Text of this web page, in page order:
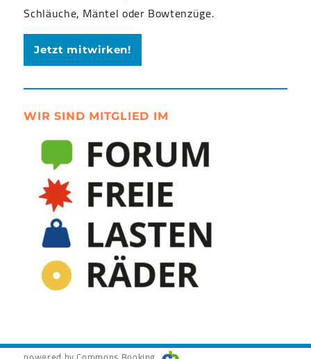
Schläuche, Mäntel oder Bowtenzüge.
Jetzt mitwirken!
WIR SIND MITGLIED IM